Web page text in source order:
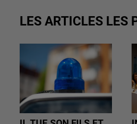
LES ARTICLES LES